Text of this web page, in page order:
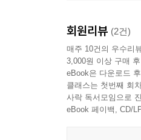
안전장비조차 없
여성의 실업률은
많았고, 이러한 가
가장 약한 노동
팬데믹을 거치며
회원리뷰 (2건)
매주 10건의 우수리
3,000원 이상 구매
eBook은 다운로드
클래스는 첫번째 회
사락 독서모임으로
eBook 페이백, CD/